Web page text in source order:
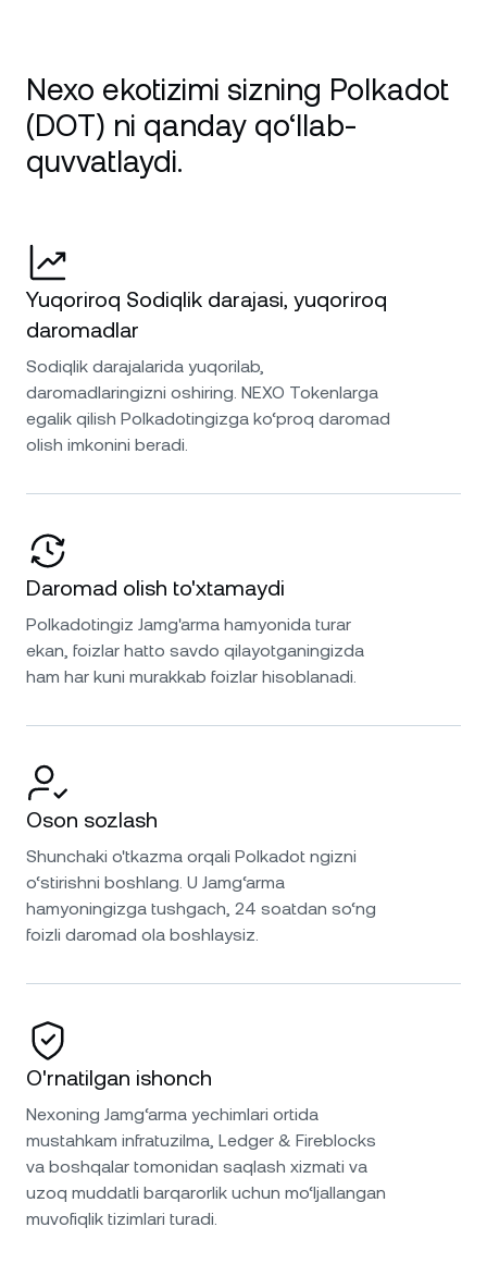
Nexo ekotizimi sizning Polkadot
(DOT) ni qanday qo‘llab-
quvvatlaydi.
Yuqoriroq Sodiqlik darajasi, yuqoriroq
daromadlar
Sodiqlik darajalarida yuqorilab,
daromadlaringizni oshiring. NEXO Tokenlarga
egalik qilish Polkadotingizga ko‘proq daromad
olish imkonini beradi.
Daromad olish to'xtamaydi
Polkadotingiz Jamg'arma hamyonida turar
ekan, foizlar hatto savdo qilayotganingizda
ham har kuni murakkab foizlar hisoblanadi.
Oson sozlash
Shunchaki o'tkazma orqali Polkadot ngizni
o‘stirishni boshlang. U Jamg‘arma
hamyoningizga tushgach, 24 soatdan so‘ng
foizli daromad ola boshlaysiz.
O'rnatilgan ishonch
Nexoning Jamg‘arma yechimlari ortida
mustahkam infratuzilma, Ledger & Fireblocks
va boshqalar tomonidan saqlash xizmati va
uzoq muddatli barqarorlik uchun mo‘ljallangan
muvofiqlik tizimlari turadi.